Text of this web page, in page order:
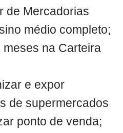
de Mercadorias
médio completo;
meses na Carteira
e expor
de supermercados
ponto de venda;